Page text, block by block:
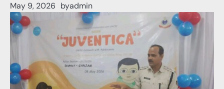
May 9, 2026 byadmin